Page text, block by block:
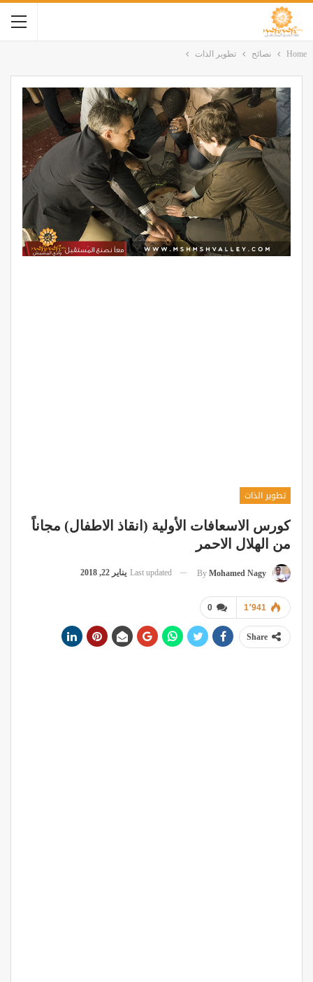
Home نصائح تطوير الذات
تطوير الذات
كورس الاسعافات الأولية (انقاذ الاطفال) مجاناً
من الهلال الاحمر
By Mohamed Nagy
Last updated يناير 22, 2018
0 1٬941
Share